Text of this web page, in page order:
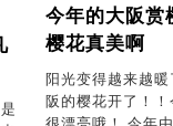
今年的大阪
樱花真美啊
阳光变得越来越
阪的樱花开了！